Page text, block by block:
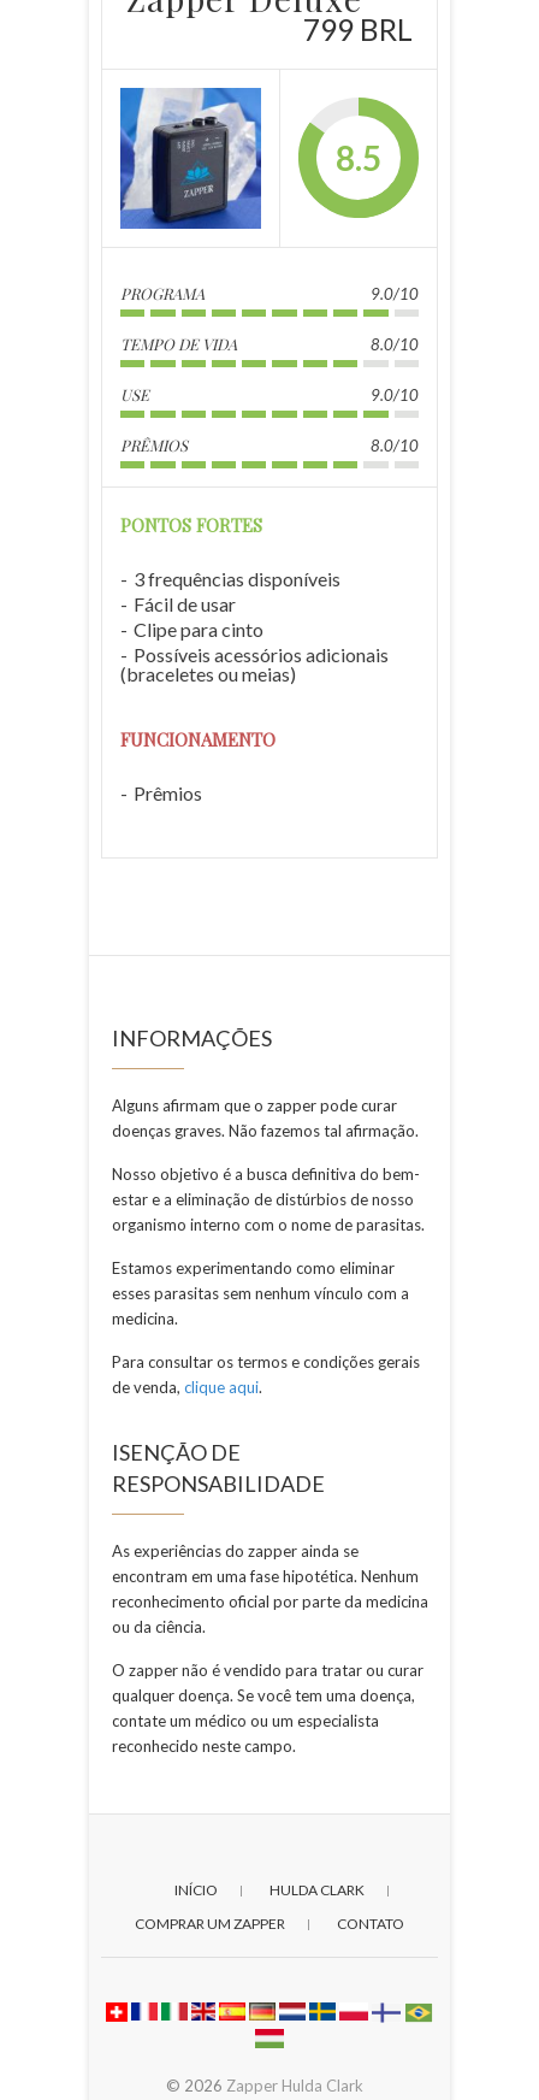
799 BRL
8.5
PROGRAMA 9.0/10
TEMPO DE VIDA 8.0/10
USE 9.0/10
PRÊMIOS 8.0/10
PONTOS FORTES
3 frequências disponíveis
Fácil de usar
Clipe para cinto
Possíveis acessórios adicionais
(braceletes ou meias)
FUNCIONAMENTO
Prêmios
INFORMAÇÕES
Alguns afirmam que o zapper pode curar
doenças graves. Não fazemos tal afirmação.
Nosso objetivo é a busca definitiva do bem-
estar e a eliminação de distúrbios de nosso
organismo interno com o nome de parasitas.
Estamos experimentando como eliminar
esses parasitas sem nenhum vínculo com a
medicina.
Para consultar os termos e condições gerais
de venda, clique aqui.
ISENÇÃO DE
RESPONSABILIDADE
As experiências do zapper ainda se
encontram em uma fase hipotética. Nenhum
reconhecimento oficial por parte da medicina
ou da ciência.
O zapper não é vendido para tratar ou curar
qualquer doença. Se você tem uma doença,
contate um médico ou um especialista
reconhecido neste campo.
INÍCIO
HULDA CLARK
COMPRAR UM ZAPPER
CONTATO
© 2026 Zapper Hulda Clark